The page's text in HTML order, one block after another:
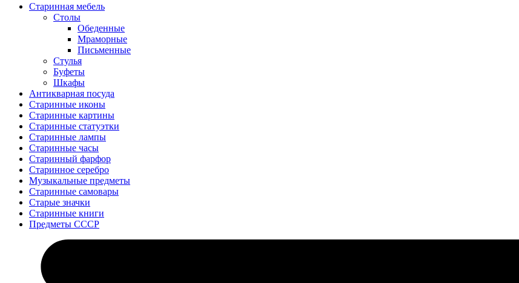
Старинная мебель
Столы
Обеденные
Мраморные
Письменные
Стулья
Буфеты
Шкафы
Антикварная посуда
Старинные иконы
Старинные картины
Старинные статуэтки
Старинные лампы
Старинные часы
Старинный фарфор
Старинное серебро
Музыкальные предметы
Старинные самовары
Старые значки
Старинные книги
Предметы СССР